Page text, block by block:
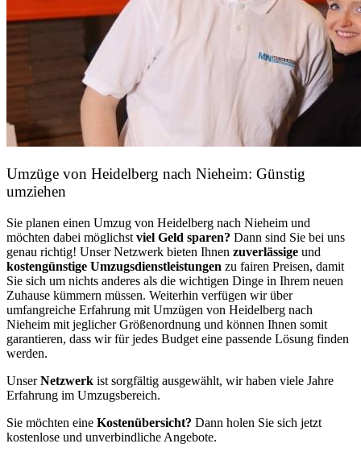
Umzüge von Heidelberg nach Nieheim: Günstig
umziehen
Sie planen einen Umzug von Heidelberg nach Nieheim und
möchten dabei möglichst viel Geld sparen? Dann sind Sie bei uns
genau richtig! Unser Netzwerk bieten Ihnen zuverlässige und
kostengünstige Umzugsdienstleistungen zu fairen Preisen, damit
Sie sich um nichts anderes als die wichtigen Dinge in Ihrem neuen
Zuhause kümmern müssen. Weiterhin verfügen wir über
umfangreiche Erfahrung mit Umzügen von Heidelberg nach
Nieheim mit jeglicher Größenordnung und können Ihnen somit
garantieren, dass wir für jedes Budget eine passende Lösung finden
werden.
UnserNetzwerk ist sorgfältig ausgewählt, wir haben viele Jahre
Erfahrung im Umzugsbereich.
Sie möchten eine Kostenübersicht? Dann holen Sie sich jetzt
kostenlose und unverbindliche Angebote.